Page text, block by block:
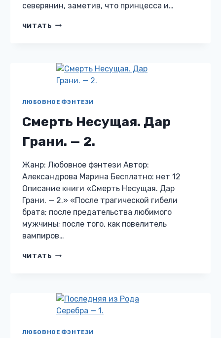
северянин, заметив, что принцесса и…
ЧИТАТЬ ВЛАСТИТЕЛЬ
ЛЮБОВНОЕ ФЭНТЕЗИ
Смерть Несущая. Дар
Грани. — 2.
Жанр: Любовное фэнтези Автор:
Александрова Марина Бесплатно: нет 12
Описание книги «Смерть Несущая. Дар
Грани. — 2.» «После трагической гибели
брата; после предательства любимого
мужчины; после того, как повелитель
вампиров…
ЧИТАТЬ СМЕРТЬ
—
2.
ЛЮБОВНОЕ ФЭНТЕЗИ